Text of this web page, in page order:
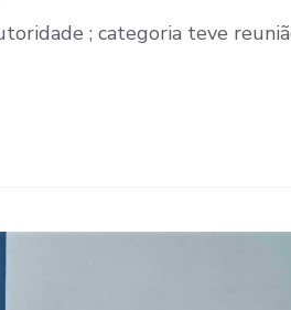
; categoria teve